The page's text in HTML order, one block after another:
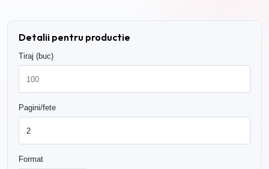
Detalii pentru productie
Tiraj (buc)
Pagini/fete
Format